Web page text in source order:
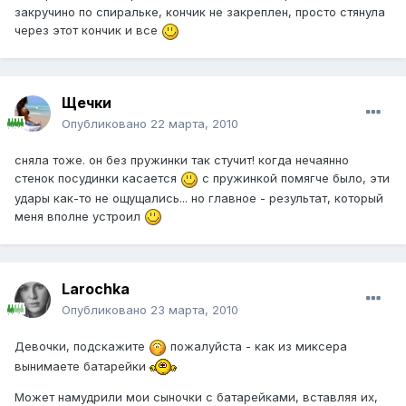
закручино по спиральке, кончик не закреплен, просто стянула
через этот кончик и все
Щечки
Опубликовано 22 марта, 2010
сняла тоже. он без пружинки так стучит! когда нечаянно
стенок посудинки касается
с пружинкой помягче было, эти
удары как-то не ощущались... но главное - результат, который
меня вполне устроил
Larochka
Опубликовано 23 марта, 2010
Девочки, подскажите
пожалуйста - как из миксера
вынимаете батарейки
Может намудрили мои сыночки с батарейками, вставляя их,